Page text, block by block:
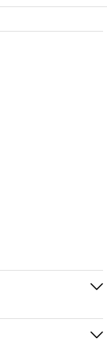
và linh hoạt
đầu cắm quạt lai
CPU, Bộ nhớ và
D3H-DDR4-